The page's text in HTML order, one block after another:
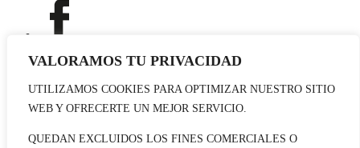
VALORAMOS TU PRIVACIDAD
UTILIZAMOS COOKIES PARA OPTIMIZAR NUESTRO SITIO
WEB Y OFRECERTE UN MEJOR SERVICIO.
QUEDAN EXCLUIDOS LOS FINES COMERCIALES O
Publicidad
Contacto